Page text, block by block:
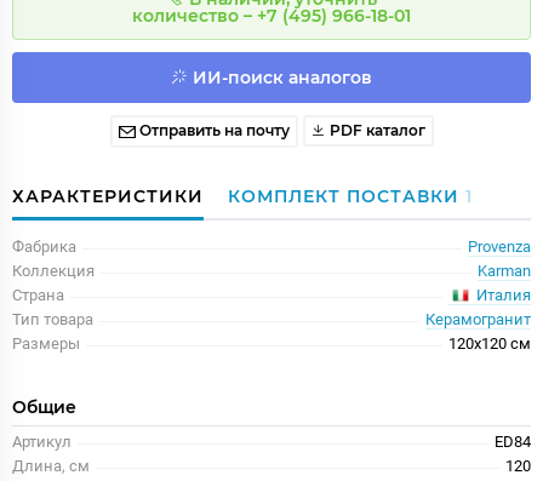
количество – +7 (495) 966-18-01
ИИ-поиск аналогов
Отправить на почту PDF каталог
ХАРАКТЕРИСТИКИ КОМПЛЕКТ ПОСТАВКИ 1
Фабрика
Provenza
Коллекция
Karman
Страна
Италия
Тип товара
Керамогранит
Размеры
120x120 см
Общие
Артикул
ED84
Длина, см
120